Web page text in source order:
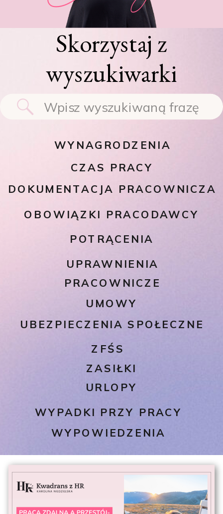
Skorzystaj z
wyszukiwarki
Search
for:
CZAS PRACY
DOKUMENTACJA PRACOWNICZA
OBOWIĄZKI PRACODAWCY
POTRĄCENIA
UMOWY
UBEZPIECZENIA SPOŁECZNE
URLOPY
UPRAWNIENIA
PRACOWNICZE
WYNAGRODZENIA
WYPADKI PRZY PRACY
WYPOWIEDZENIA
ZASIŁKI
ZFŚS